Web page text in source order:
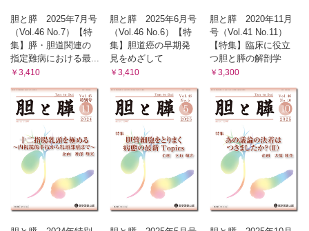
胆と膵 2025年7月号
（Vol.46 No.7）【特
集】膵・胆道関連の
指定難病における最...
￥3,410
胆と膵 2025年6月号
（Vol.46 No.6）【特
集】胆道癌の早期発
見をめざして
￥3,410
胆と膵 2020年11月
号（Vol.41 No.11）
【特集】臨床に役立
つ胆と膵の解剖学
￥3,300